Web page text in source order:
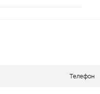
Телефон